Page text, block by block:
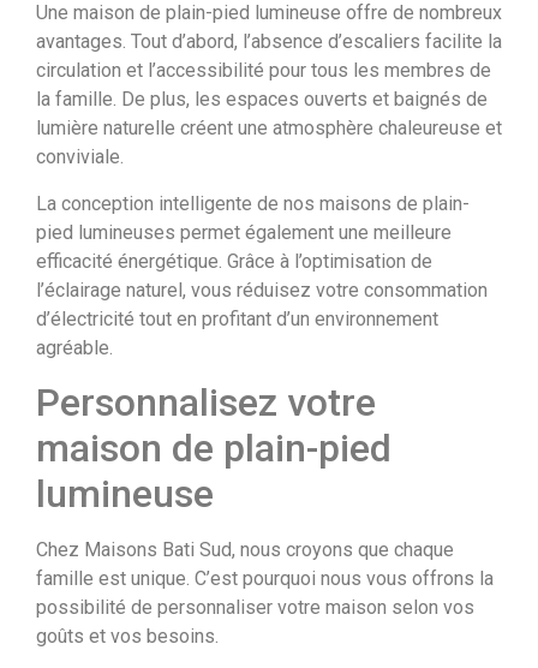
Une maison de plain-pied lumineuse offre de nombreux
avantages. Tout d’abord, l’absence d’escaliers facilite la
circulation et l’accessibilité pour tous les membres de
la famille. De plus, les espaces ouverts et baignés de
lumière naturelle créent une atmosphère chaleureuse et
conviviale.
La conception intelligente de nos maisons de plain-
pied lumineuses permet également une meilleure
efficacité énergétique. Grâce à l’optimisation de
l’éclairage naturel, vous réduisez votre consommation
d’électricité tout en profitant d’un environnement
agréable.
Personnalisez votre
maison de plain-pied
lumineuse
Chez Maisons Bati Sud, nous croyons que chaque
famille est unique. C’est pourquoi nous vous offrons la
possibilité de personnaliser votre maison selon vos
goûts et vos besoins.